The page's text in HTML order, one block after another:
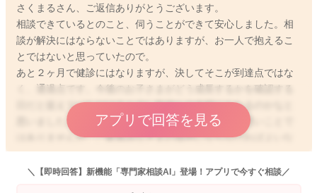
そしてできることを見つけたら、おうちでの様子を健診でお話
しいただければと思います。よろしくお願いします。
さくまるさん、ご返信ありがとうございます。
相談できているとのこと、伺うことができて安心しました。相
談が解決にはならないことではありますが、お一人で抱えるこ
とではないと思っていたので。
あと２ヶ月で健診にはなりますが、決してそこが到達点ではな
く、通過点です。今後のお子さまがどう成長するかを確認する
日だと捉えていただけると少し気持ちの余裕にもなるのかなと
思いました。焦る気持ちもよく分かります。焦りは悪いことで
はありませんが、ご家族みなさまの負担にならなければよいな
と思っています。
この度はご相談くださりありがとうございました。
アプリで回答を見る
＼【即時回答】新機能「専門家相談AI」登場！アプリで今すぐ相談／